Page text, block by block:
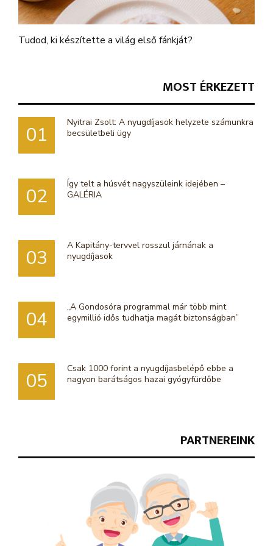
PARTNEREINK
Tudod, ki készítette a világ első fánkját?
MOST ÉRKEZETT
01
Nyitrai Zsolt: A nyugdíjasok helyzete számunkra
becsületbeli ügy
02
Így telt a húsvét nagyszüleink idejében –
GALÉRIA
03
A Kapitány-tervvel rosszul járnának a
nyugdíjasok
04
„A Gondosóra programmal már több mint
egymillió idős tudhatja magát biztonságban”
05
Csak 1000 forint a nyugdíjasbelépő ebbe a
nagyon barátságos hazai gyógyfürdőbe